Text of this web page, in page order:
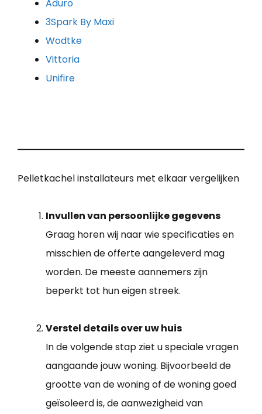
Aduro
3Spark By Maxi
Wodtke
Vittoria
Unifire
Pelletkachel installateurs met elkaar vergelijken
Invullen van persoonlijke gegevens
Graag horen wij naar wie specificaties en
misschien de offerte aangeleverd mag
worden. De meeste aannemers zijn
beperkt tot hun eigen streek.
Verstel details over uw huis
In de volgende stap ziet u speciale vragen
aangaande jouw woning. Bijvoorbeeld de
grootte van de woning of de woning goed
geïsoleerd is, de aanwezigheid van